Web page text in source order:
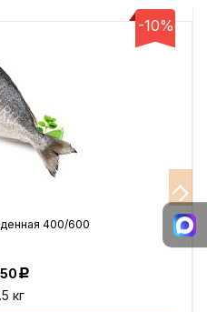
-10%
400/600
Р
кг